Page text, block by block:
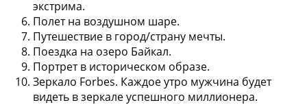
экстрима.
Полет на воздушном шаре.
Путешествие в город/страну мечты.
Поездка на озеро Байкал.
Портрет в историческом образе.
Зеркало Forbes. Каждое утро мужчина будет
видеть в зеркале успешного миллионера.